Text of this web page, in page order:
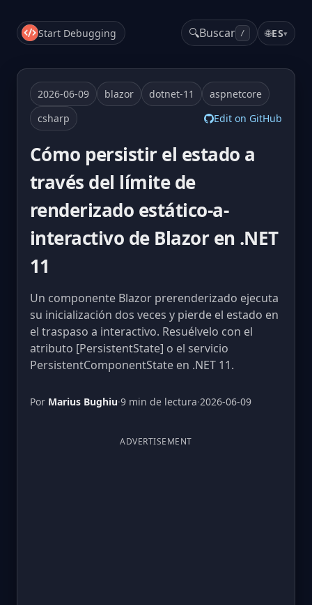
Start Debugging 🔍Buscar / 🌐ES▾
2026-06-09 blazor dotnet-11
aspnetcore
csharp
Edit on GitHub
Cómo persistir el estado a
través del límite de
renderizado estático-a-
interactivo de Blazor en .NET
11
Un componente Blazor prerenderizado ejecuta
su inicialización dos veces y pierde el estado en
el traspaso a interactivo. Resuélvelo con el
atributo [PersistentState] o el servicio
PersistentComponentState en .NET 11.
Por Marius Bughiu·9 min de lectura·2026-06-09
ADVERTISEMENT